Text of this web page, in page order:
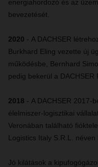
energiahordozó és az
bevezetését.
2020 - A DACHSER
Burkhard Eling vezette új
működésbe, Bernhard
pedig bekerül a DACHSER
2018 - A DACHSER 2017-
élelmiszer-logisztikai
Veronában található
Logistics Italy S.R.L. néven
Jó kilátások a